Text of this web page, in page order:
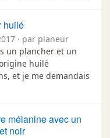
huilé
· par planeur
un plancher et un
huilé
et je me demandais
mélanine avec un
noir